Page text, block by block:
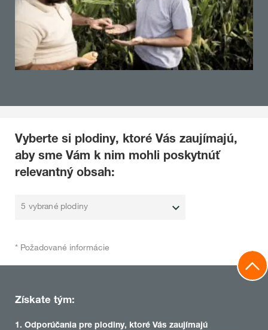
Vyberte si plodiny, ktoré Vás zaujímajú,
aby sme Vám k nim mohli poskytnúť
relevantný obsah:
5 vybrané plodiny
* Požadované informácie
Získate tým:
1. Odporúčania pre plodiny, ktoré Vás zaujímajú